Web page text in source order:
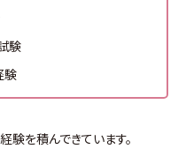
験
験
験を積んできています。